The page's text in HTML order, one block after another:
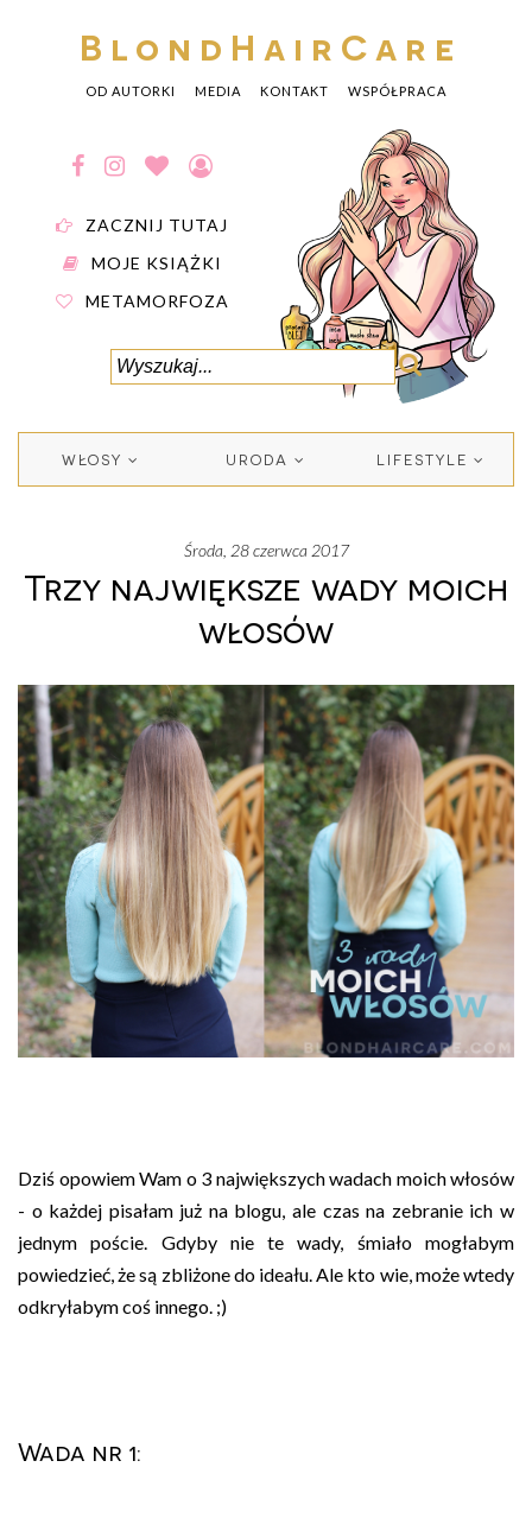
BlondHairCare
OD AUTORKI MEDIA KONTAKT WSPÓŁPRACA
ZACZNIJ TUTAJ
MOJE KSIĄŻKI
METAMORFOZA
WŁOSY URODA LIFESTYLE
środa, 28 czerwca 2017
Trzy największe wady moich
włosów
Dziś opowiem Wam o 3 największych wadach moich włosów
- o każdej pisałam już na blogu, ale czas na zebranie ich w
jednym poście. Gdyby nie te wady, śmiało mogłabym
powiedzieć, że są zbliżone do ideału. Ale kto wie, może wtedy
odkryłabym coś innego. ;)
Wada nr 1: